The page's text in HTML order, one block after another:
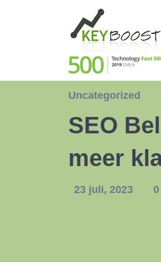
Uncategorized
SEO
meer
23 juli, 2023